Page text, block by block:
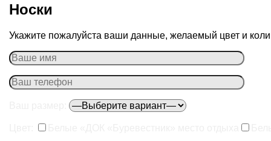
Носки
Укажите пожалуйста ваши данные, желаемый цвет и